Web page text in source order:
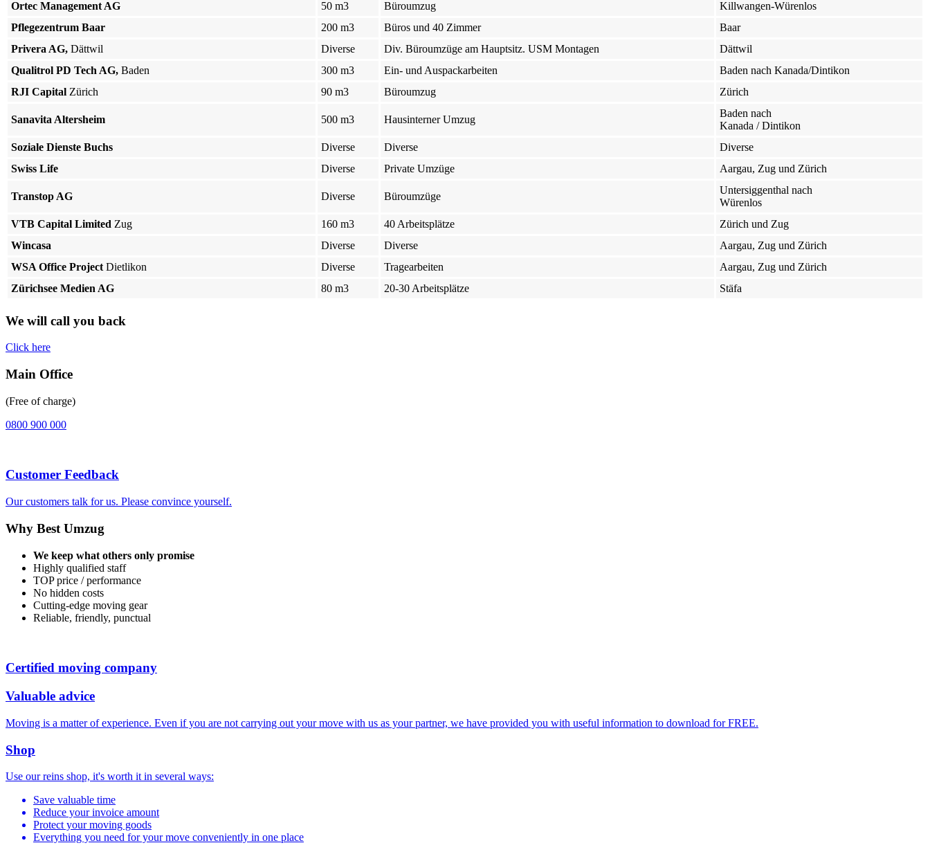
Ortec Management AG
50 m3 Büroumzug
Killwangen-Würenlos
Pflegezentrum Baar 200 m3 Büros und 40 Zimmer
Baar
Privera AG, Dättwil Diverse Div. Büroumzüge am Hauptsitz. USM Montagen
Dättwil
Qualitrol PD Tech AG, Baden 300 m3 Ein- und Auspackarbeiten
Baden nach Kanada/Dintikon
RJI Capital Zürich 90 m3 Büroumzug Zürich
Sanavita Altersheim 500 m3 Hausinterner Umzug
Baden nach
Kanada / Dintikon
Soziale Dienste Buchs
Diverse Diverse
Diverse
Swiss Life
Diverse Private Umzüge Aargau, Zug und Zürich
Transtop AG Diverse Büroumzüge
Untersiggenthal nach
Würenlos
VTB Capital Limited Zug 160 m3 40 Arbeitsplätze
Zürich und Zug
Wincasa
Diverse Diverse
Aargau, Zug und Zürich
WSA Office Project Dietlikon Diverse Tragearbeiten
Aargau, Zug und Zürich
Zürichsee Medien AG
80 m3 20-30 Arbeitsplätze Stäfa
We will call you back
Click here
Main Office
(Free of charge)
0800 900 000
Customer Feedback
Our customers talk for us. Please convince yourself.
Why Best Umzug
We keep what others only promise
Highly qualified staff
TOP price / performance
No hidden costs
Cutting-edge moving gear
Reliable, friendly, punctual
Certified moving company
Valuable advice
Moving is a matter of experience. Even if you are not carrying out your move with us as your partner, we have provided you with useful information to download for FREE.
Shop
Use our reins shop, it's worth it in several ways:
Save valuable time
Reduce your invoice amount
Protect your moving goods
Everything you need for your move conveniently in one place